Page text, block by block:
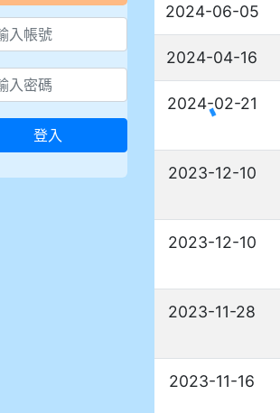
2024-06-05
2024-04-16
2024-02-21
2023-12-10
2023-12-10
2023-11-28
2023-11-16
登入